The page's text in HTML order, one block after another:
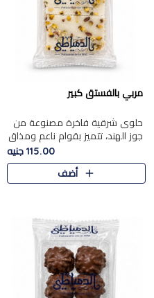
مربي بالفستق كبير
حلوى شرقية فاخرة مصنوعة من
جوز الهند، تتميز بقوام ناعم ومذاق
غني، وتزين بقطع من الفستق
الفاخر التي تضيف عليها قرمشة
115.00 جنيه
أضف